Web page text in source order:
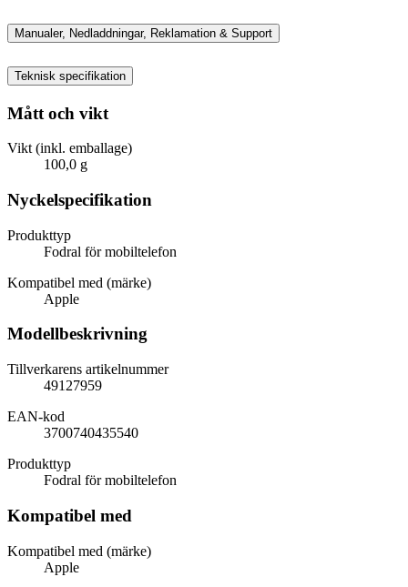
Manualer, Nedladdningar, Reklamation & Support
Teknisk specifikation
Mått och vikt
Vikt (inkl. emballage)
100,0 g
Nyckelspecifikation
Produkttyp
Fodral för mobiltelefon
Kompatibel med (märke)
Apple
Modellbeskrivning
Tillverkarens artikelnummer
49127959
EAN-kod
3700740435540
Produkttyp
Fodral för mobiltelefon
Kompatibel med
Kompatibel med (märke)
Apple